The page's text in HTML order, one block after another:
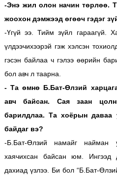
-Энэ жил олон начин төрлөө.
жоохон дэмжээд өгөөч гэдэг
-Үгүй ээ. Тийм зүйл гараагүй.
үлдээчихээрэй гэж хэлсэн
гэсэн байлаа ч гэлээ өөрийн
бол авч л таарна.
- Та өмнө Б.Бат-Өлзий
авч байсан. Сая заан
барилдлаа. Та хоёрын даваа
байдаг вэ?
-Б.Бат-Өлзий намайг найман
хаячихсан байсан юм. Ингээд
дахиад үзлээ. Би бол “Б.Бат-